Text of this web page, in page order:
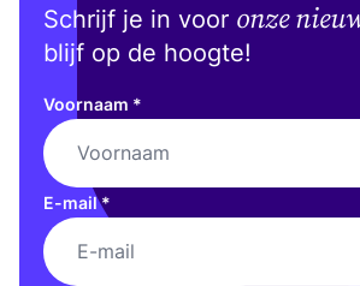
Schrijf je in voor onze
blijf op de hoogte!
Voornaam *
E-mail*